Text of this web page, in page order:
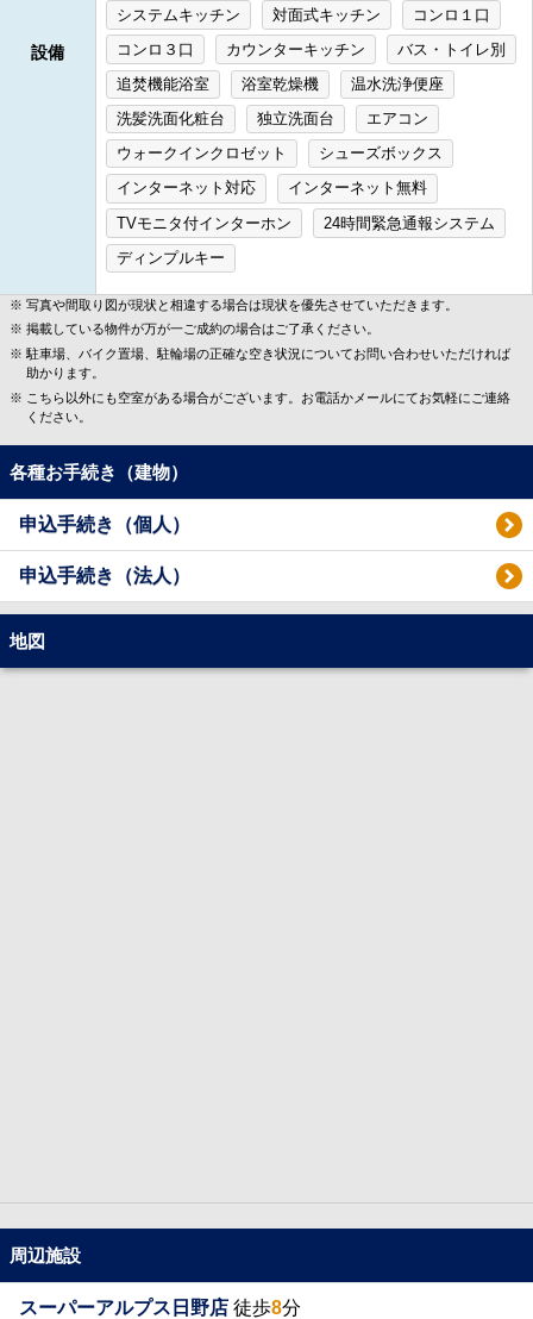
設備
システムキッチン 対面式キッチン
コンロ１口
コンロ３口
カウンターキッチン
バス・トイレ別
追焚機能浴室
浴室乾燥機
温水洗浄便座
洗髪洗面化粧台
独立洗面台
エアコン
ウォークインクロゼット
シューズボックス
インターネット対応
インターネット無料
TVモニタ付インターホン
24時間緊急通報システム
ディンプルキー
写真や間取り図が現状と相違する場合は現状を優先させていただきます。
掲載している物件が万が一ご成約の場合はご了承ください。
駐車場、バイク置場、駐輪場の正確な空き状況についてお問い合わせいただければ
助かります。
こちら以外にも空室がある場合がございます。お電話かメールにてお気軽にご連絡
ください。
各種お手続き（建物）
申込手続き（個人）
申込手続き（法人）
地図
周辺施設
スーパーアルプス日野店 徒歩8分